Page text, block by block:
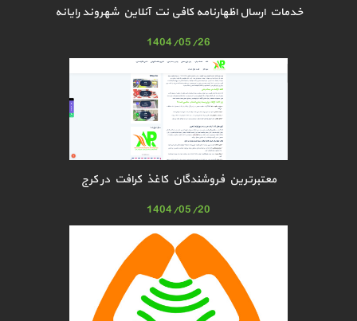
خدمات ارسال اظهارنامه کافی نت آنلاین شهروند رایانه
1404/05/26
معتبرترین فروشندگان کاغذ کرافت در کرج
1404/05/20